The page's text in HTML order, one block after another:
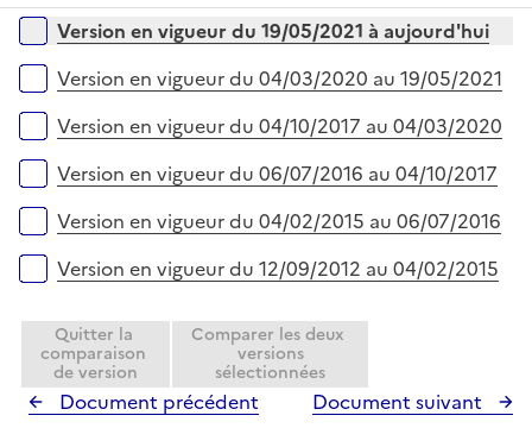
r
e
é
p
e
Versions sur la période
Version en vigueur du 19/05/2021 à aujourd'hui
Version en vigueur du 04/03/2020 au 19/05/2021
Version en vigueur du 04/10/2017 au 04/03/2020
Version en vigueur du 06/07/2016 au 04/10/2017
Version en vigueur du 04/02/2015 au 06/07/2016
Version en vigueur du 12/09/2012 au 04/02/2015
Quitter la
comparaison
de version
Comparer les deux
versions
sélectionnées
Document précédent Document suivant